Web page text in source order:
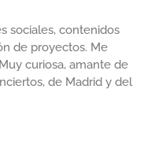
sociales, contenidos
de proyectos. Me
curiosa, amante de
de Madrid y del